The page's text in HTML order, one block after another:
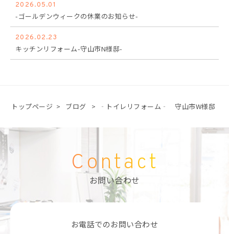
2026.05.01
-ゴールデンウィークの休業のお知らせ-
2026.02.23
キッチンリフォーム-守山市N様邸-
トップページ > ブログ > ‐トイレリフォーム‐ 守山市W様邸
Contact
お問い合わせ
お電話でのお問い合わせ